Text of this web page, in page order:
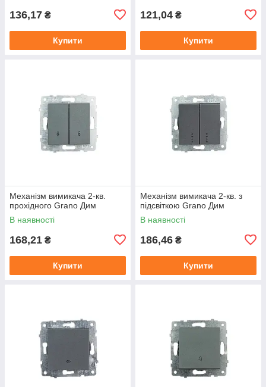
136,17 ₴
Купити
121,04 ₴
Купити
Механізм вимикача 2-кв.
прохідного Grano Дим
В наявності
168,21 ₴
Купити
Механізм вимикача 2-кв. з
підсвіткою Grano Дим
В наявності
186,46 ₴
Купити